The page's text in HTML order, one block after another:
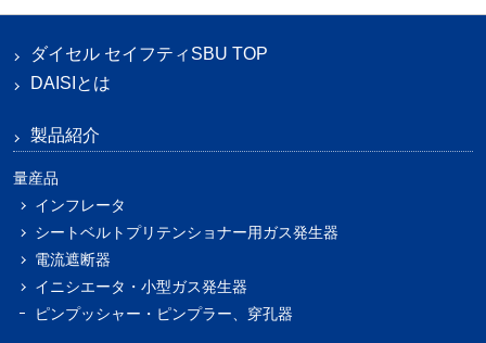
ダイセル セイフティSBU TOP
DAISIとは
製品紹介
量産品
インフレータ
シートベルトプリテンショナー用ガス発生器
電流遮断器
イニシエータ・小型ガス発生器
ピンプッシャー・ピンプラー、穿孔器